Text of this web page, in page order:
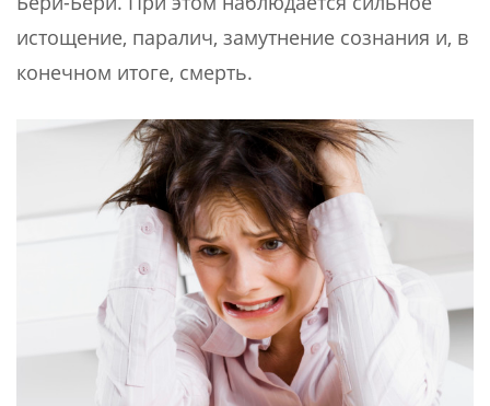
истощение, паралич, замутнение сознания и, в
конечном итоге, смерть.